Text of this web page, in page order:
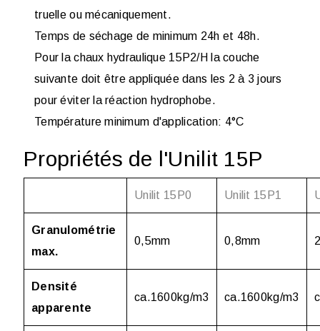
truelle ou mécaniquement.
Temps de séchage de minimum 24h et 48h.
Pour la chaux hydraulique 15P2/H la couche
suivante doit être appliquée dans les 2 à 3 jours
pour éviter la réaction hydrophobe.
Température minimum d'application: 4°C
Propriétés de l'Unilit 15P
Unilit 15P0 Unilit 15P1
Granulométrie
max.
0,5mm 0,8mm
Densité
apparente
ca.1600kg/m3 ca.1600kg/m3